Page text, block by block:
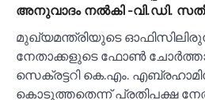
അനുവാദം നല്‍കി -വി.ഡി.
മുഖ്യമന്ത്രിയുടെ
നേതാക്കളുടെ ഫോണ്‍
സെക്രട്ടറി കെ.എം.
കൊടുത്തതെന്ന് പ്രതിപക്ഷ